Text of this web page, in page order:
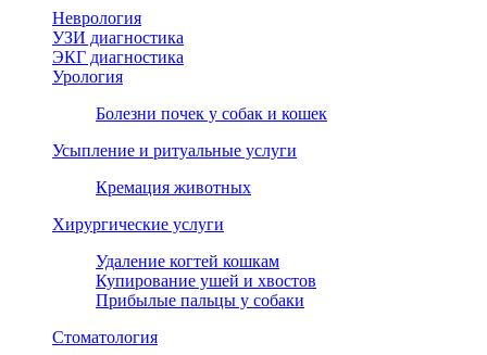
Неврология
УЗИ диагностика
ЭКГ диагностика
Урология
Болезни почек у собак и кошек
Усыпление и ритуальные услуги
Кремация животных
Хирургические услуги
Удаление когтей кошкам
Купирование ушей и хвостов
Прибылые пальцы у собаки
Стоматология